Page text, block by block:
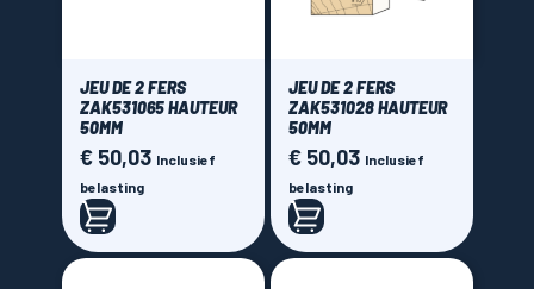
JEU DE 2 FERS
ZAK531065 HAUTEUR
50MM
Prijs
€ 50,03 Inclusief
belasting
JEU DE 2 FERS
ZAK531028 HAUTEUR
50MM
Prijs
€ 50,03 Inclusief
belasting